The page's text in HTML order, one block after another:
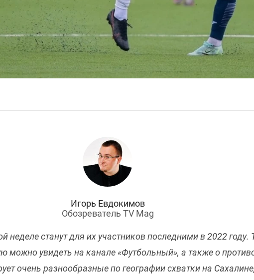
Игорь Евдокимов
Обозреватель TV Mag
неделе станут для их участников последними в 2022 году.
можно увидеть на канале «Футбольный», а также о
очень разнообразные по географии схватки на